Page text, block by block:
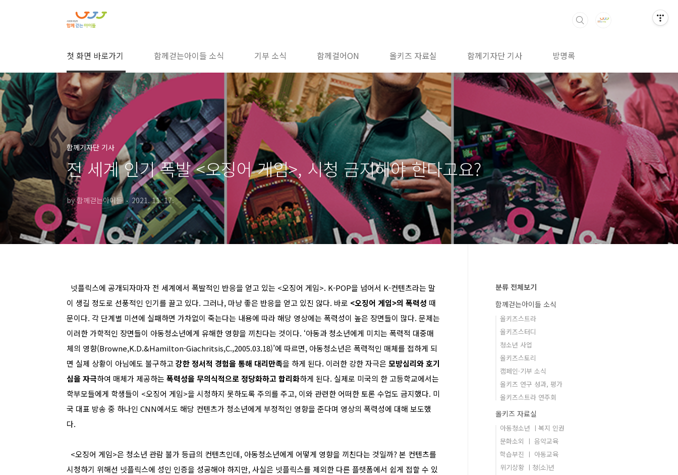
첫 화면 바로가기 함께걷는아이들 소식 기부 소식 함께걸어ON 올키즈 자료실 함께기자단 기사 방명록
함께기자단 기사
전 세계 인기 폭발 <오징어 게임>, 시청 금지해야 한다고요?
by 함께걷는아이들 2021. 11. 17.
넷플릭스에 공개되자마자 전 세계에서 폭발적인 반응을 얻고 있는 <오징어 게임>. K-POP을 넘어서 K-컨텐츠라는 말
이 생길 정도로 선풍적인 인기를 끌고 있다. 그러나, 마냥 좋은 반응을 얻고 있진 않다. 바로 <오징어 게임>의 폭력성 때
문이다. 각 단계별 미션에 실패하면 가차없이 죽는다는 내용에 따라 해당 영상에는 폭력성이 높은 장면들이 많다. 문제는
이러한 가학적인 장면들이 아동청소년에게 유해한 영향을 끼친다는 것이다. ‘아동과 청소년에게 미치는 폭력적 대중매
체의 영향(Browne,K.D.&Hamilton-Giachritsis,C.,2005.03.18)’에 따르면, 아동청소년은 폭력적인 매체를 접하게 되
면 실제 상황이 아님에도 불구하고강한 정서적 경험을 통해 대리만족을 하게 된다. 이러한 강한 자극은 모방심리와 호기
심을 자극하여 매체가 제공하는 폭력성을 무의식적으로 정당화하고 합리화하게 된다. 실제로 미국의 한 고등학교에서는
학부모들에게 학생들이 <오징어 게임>을 시청하지 못하도록 주의를 주고, 이와 관련한 어떠한 토론 수업도 금지했다. 미
국 대표 방송 중 하나인 CNN에서도 해당 컨텐츠가 청소년에게 부정적인 영향을 준다며 영상의 폭력성에 대해 보도했
다.
<오징어 게임>은 청소년 관람 불가 등급의 컨텐츠인데, 아동청소년에게 어떻게 영향을 끼친다는 것일까? 본 컨텐츠를
시청하기 위해선 넷플릭스에 성인 인증을 성공해야 하지만, 사실은 넷플릭스를 제외한 다른 플랫폼에서 쉽게 접할 수 있
분류 전체보기
함께걷는아이들 소식
올키즈스트라
올키즈스터디
청소년 사업
올키즈스토리
캠페인·기부 소식
올키즈 연구 성과, 평가
올키즈스트라 연주회
올키즈 자료실
아동청소년 ㅣ복지 인권
문화소외 ㅣ 음악교육
학습부진 ㅣ 아동교육
위기상황 ㅣ청(소)년